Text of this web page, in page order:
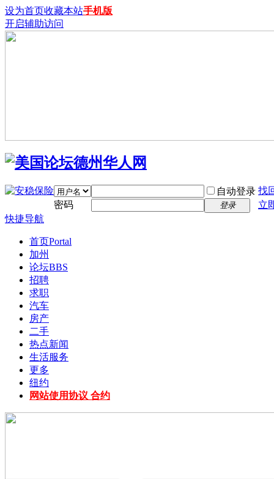
设为首页收藏本站手机版
开启辅助访问
自动登录 找
密码
登录
立
快捷导航
首页Portal
加州
论坛BBS
招聘
求职
汽车
房产
二手
热点新闻
生活服务
更多
纽约
网站使用协议 合约